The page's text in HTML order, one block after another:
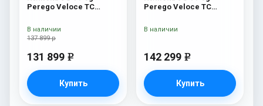
Perego Veloce TC
Amour
137 899 р
131 899 e
Купить
В наличии
Perego Veloce TC
142 299 e
Купить
В наличии